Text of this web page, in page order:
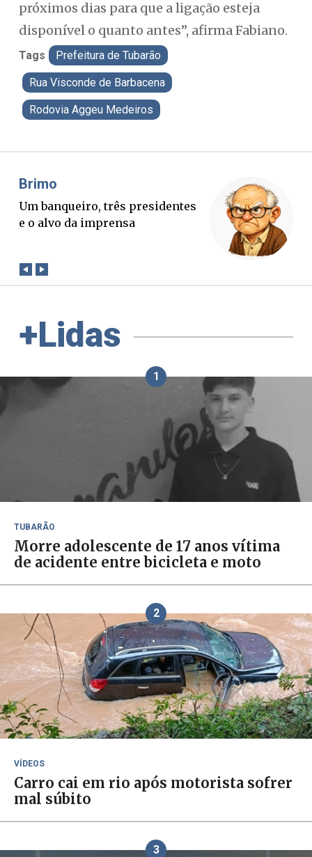
próximos dias para que a ligação esteja
disponível o quanto antes”, afirma Fabiano.
Tags Prefeitura de Tubarão
Rua Visconde de Barbacena
Rodovia Aggeu Medeiros
Misael Elias
O Boato corre mais rápido que a
verdade. Mas quem paga a
+Lidas
1
TUBARÃO
Morre adolescente de 17 anos vítima
de acidente entre bicicleta e moto
2
VÍDEOS
Carro cai em rio após motorista sofrer
mal súbito
3